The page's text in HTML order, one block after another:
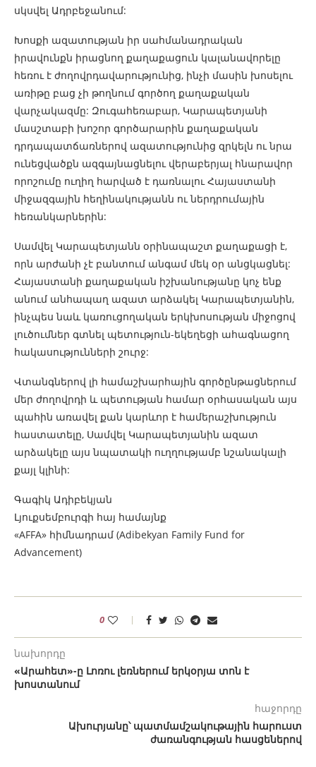
սկսվել Ադրբեջանում:
Խոսքի ազատության իր սահմանադրական
իրավունքն իրացնող քաղաքացուն կալանավորելը
հեռու է ժողովրդավարությունից, ինչի մասին խոսելու
առիթը բաց չի թողնում գործող քաղաքական
վարչակազմը: Զուգահեռաբար, Կարապետյանի
մասշտաբի խոշոր գործարարին քաղաքական
դրդապատճառներով ազատությունից զրկելն ու նրա
ունեցվածքն ազգայնացնելու վերաբերյալ հնարավոր
որոշումը ուղիղ հարված է դառնալու Հայաստանի
միջազգային հեղինակությանն ու ներդրումային
հեռանկարներին:
Սամվել Կարապետյանն օրինապաշտ քաղաքացի է,
որն արժանի չէ բանտում անգամ մեկ օր անցկացնել:
Հայաստանի քաղաքական իշխանությանը կոչ ենք
անում անհապաղ ազատ արձակել Կարապետյանին,
ինչպես նաև կառուցողական երկխոսության միջոցով
լուծումներ գտնել պետություն-եկեղեցի ահագնացող
հակասությունների շուրջ:
Վտանգներով լի համաշխարհային գործընթացներում
մեր ժողովրդի և պետության համար օրհասական այս
պահին առավել քան կարևոր է համերաշխություն
հաստատելը, Սամվել Կարապետյանին ազատ
արձակելը այս նպատակի ուղղությամբ նշանակալի
քայլ կլինի:
Գագիկ Ադիբեկյան
Լյուքսեմբուրգի հայ համայնք
«AFFA» հիմնադրամ (Adibekyan Family Fund for
Advancement)
0
նախորդը
«Արահետ»-ը Լոռու լեռներում երկօրյա տոն է
խոստանում
հաջորդը
Ախուրյանը՝ պատմամշակութային հարուստ
ժառանգության հասցեներով